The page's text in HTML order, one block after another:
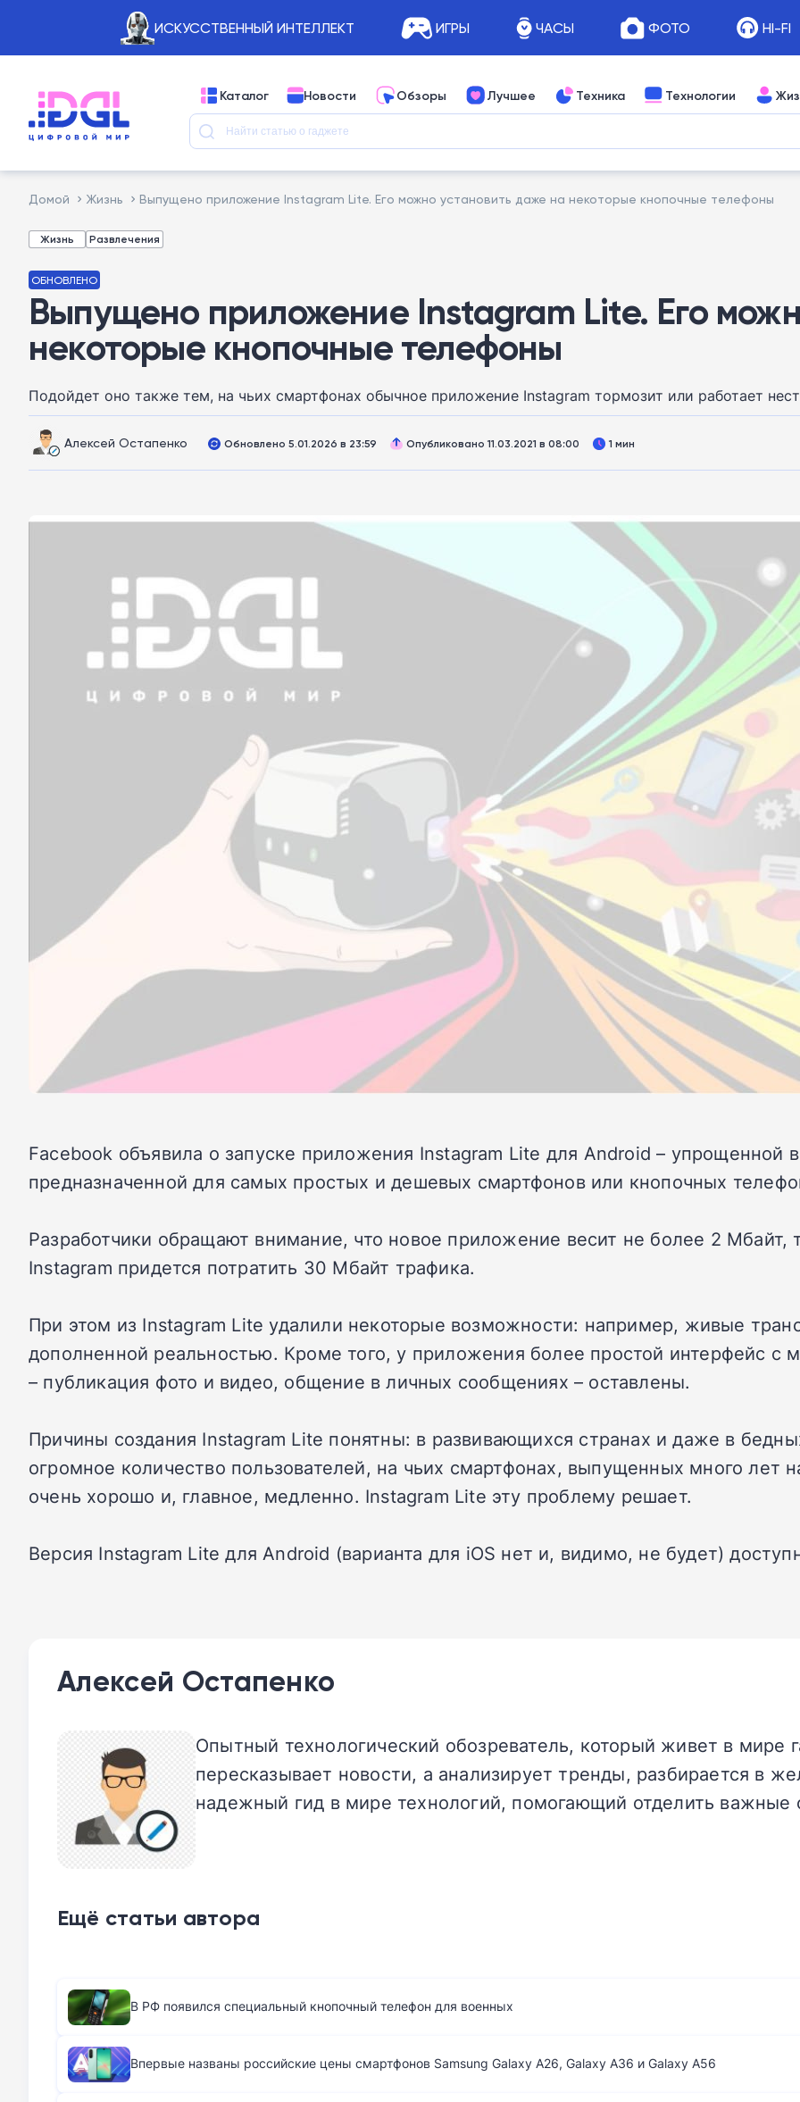
ИСКУССТВЕННЫЙ ИНТЕЛЛЕКТ ИГРЫ ЧАСЫ ФОТО HI-FI
Каталог Новости Обзоры Лучшее Техника Технологии
Домой Жизнь Выпущено приложение Instagram Lite. Его можно установить даже на некоторые кнопочные телефоны
Жизнь Развлечения
ОБНОВЛЕНО
Выпущено приложение Instagram Lite. Его
некоторые кнопочные телефоны
Подойдет оно также тем, на чьих смартфонах обычное приложение Instagram тормозит или работает
Алексей Остапенко Обновлено 5.01.2026 в 23:59 Опубликовано 11.03.2021 в 08:00 1 мин
Facebook объявила о запуске приложения Instagram Lite для Android – упрощенной
предназначенной для самых простых и дешевых смартфонов или кнопочных
Разработчики обращают внимание, что новое приложение весит не более 2 Мбайт,
Instagram придется потратить 30 Мбайт трафика.
При этом из Instagram Lite удалили некоторые возможности: например, живые
дополненной реальностью. Кроме того, у приложения более простой интерфейс
– публикация фото и видео, общение в личных сообщениях – оставлены.
Причины создания Instagram Lite понятны: в развивающихся странах и даже в
огромное количество пользователей, на чьих смартфонах, выпущенных много лет
очень хорошо и, главное, медленно. Instagram Lite эту проблему решает.
Версия Instagram Lite для Android (варианта для iOS нет и, видимо, не будет)
Алексей Остапенко
Опытный технологический обозреватель, который живет в мире
пересказывает новости, а анализирует тренды, разбирается в
надежный гид в мире технологий, помогающий отделить важные
Ещё статьи автора
В РФ появился специальный кнопочный телефон для военных
Впервые названы российские цены смартфонов Samsung Galaxy A26, Galaxy A36 и Galaxy A56